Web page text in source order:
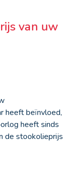
van uw
heeft beïnvloed,
heeft sinds
de stookolieprijs